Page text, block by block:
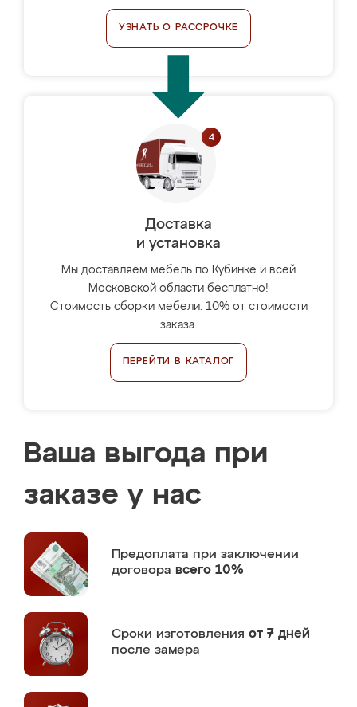
УЗНАТЬ О РАССРОЧКЕ
Доставка
и установка
Мы доставляем мебель по Кубинке и всей
Московской области бесплатно!
Стоимость сборки мебели: 10% от стоимости
заказа.
ПЕРЕЙТИ В КАТАЛОГ
Ваша выгода при
заказе у нас
Предоплата при заключении
договора всего 10%
Сроки изготовления от 7 дней
после замера